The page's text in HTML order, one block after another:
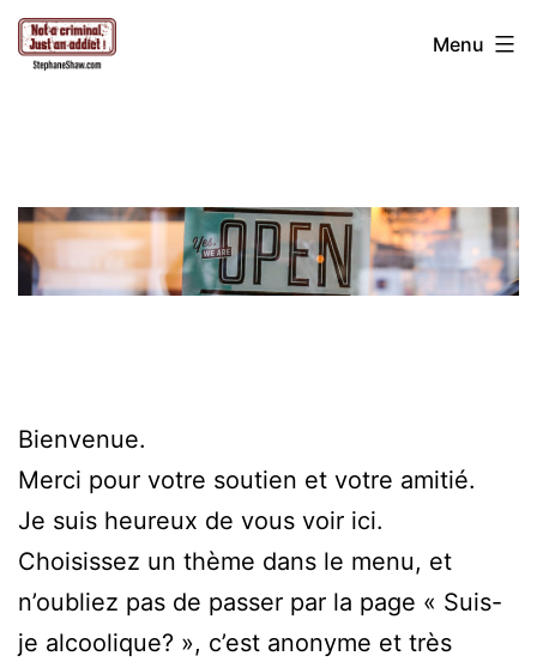
Aller
auStéphane
Menu
Bienvenue.
Merci pour votre soutien et votre amitié.
Je suis heureux de vous voir ici.
Choisissez un thème dans le menu, et
n’oubliez pas de passer par la page « Suis-
je alcoolique? », c’est anonyme et très